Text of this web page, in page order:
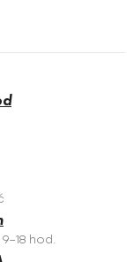
hod.